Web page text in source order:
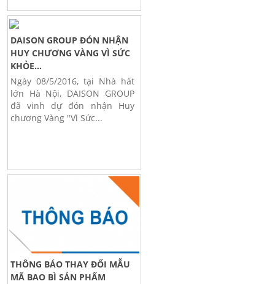
DAISON GROUP ĐÓN NHẬN
HUY CHƯƠNG VÀNG VÌ SỨC
KHỎE...
Ngày 08/5/2016, tại Nhà hát
lớn Hà Nội, DAISON GROUP
đã vinh dự đón nhận Huy
chương Vàng "Vì Sức...
THÔNG BÁO THAY ĐỔI MẪU
MÃ BAO BÌ SẢN PHẨM